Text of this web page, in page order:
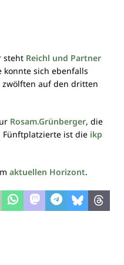
steht Reichl und Partner
konnte sich ebenfalls
zwölften auf den dritten
Rosam.Grünberger, die
Fünftplatzierte ist die ikp
aktuellen Horizont.